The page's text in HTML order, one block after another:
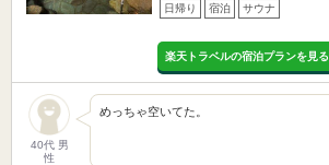
日帰り 宿泊 サウナ
楽天トラベルの宿泊プランを見る
40代 男
性
めっちゃ空いてた。